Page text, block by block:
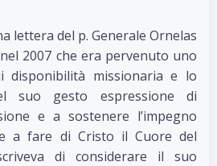
lettera del p. Generale Ornelas
2007 che era pervenuto uno
missionaria e lo
suo gesto espressione di
e a sostenere l’impegno
a fare di Cristo il Cuore del
di considerare il suo